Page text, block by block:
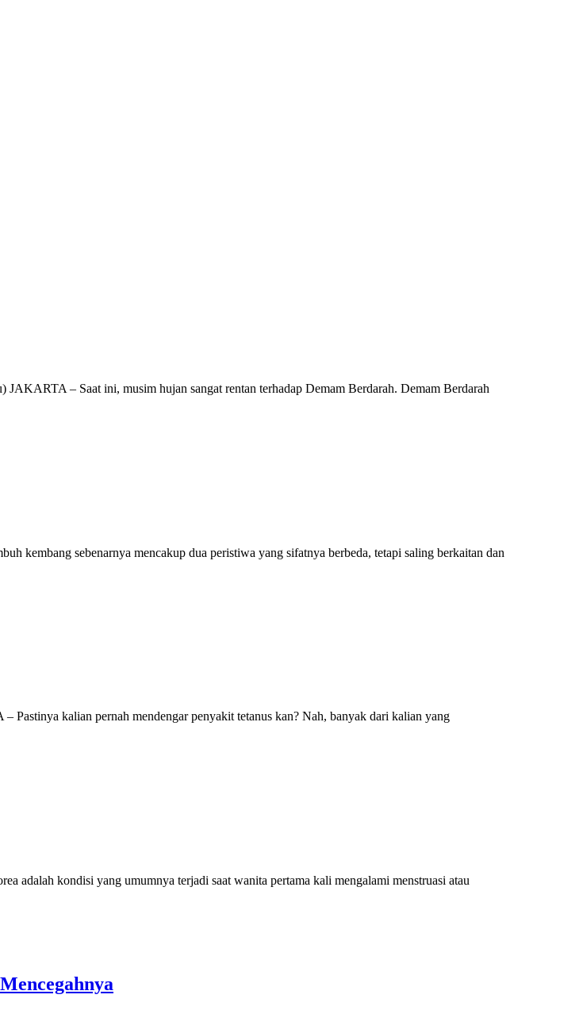
– Saat ini, musim hujan sangat rentan terhadap Demam Berdarah. Demam Berdarah
kembang sebenarnya mencakup dua peristiwa yang sifatnya berbeda, tetapi saling berkaitan dan
kalian pernah mendengar penyakit tetanus kan? Nah, banyak dari kalian yang
adalah kondisi yang umumnya terjadi saat wanita pertama kali mengalami menstruasi atau